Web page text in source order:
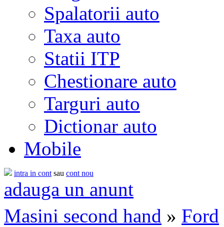
Spalatorii auto
Taxa auto
Statii ITP
Chestionare auto
Targuri auto
Dictionar auto
Mobile
intra in cont sau cont nou
adauga un anunt
Masini second hand » Ford